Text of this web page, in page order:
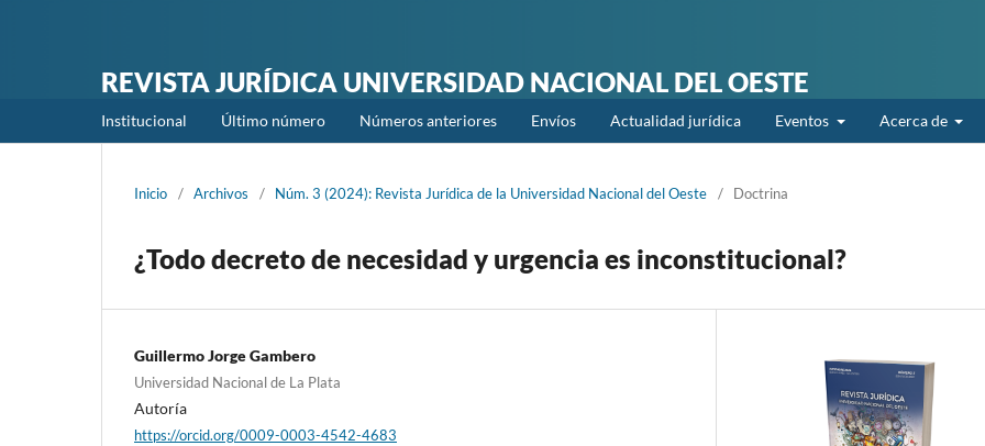
REVISTA JURÍDICA UNIVERSIDAD NACIONAL DEL OESTE
Institucional Último número Números anteriores Envíos Actualidad jurídica Eventos Acerca de
Inicio / Archivos / Núm. 3 (2024): Revista Jurídica de la Universidad Nacional del Oeste / Doctrina
¿Todo decreto de necesidad y urgencia es inconstitucional?
Guillermo Jorge Gambero
Universidad Nacional de La Plata
Autoría
https://orcid.org/0009-0003-4542-4683